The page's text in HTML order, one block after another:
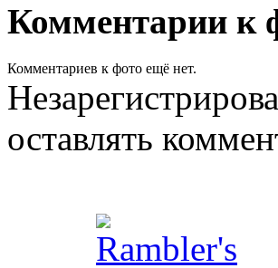
Комментарии к
Комментариев к фото ещё нет.
оставлять